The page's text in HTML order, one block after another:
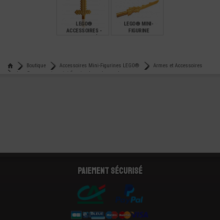
LEGO®
ACCESSOIRES -
LEGO® MINI-
FIGURINE
Boutique
Accessoires Mini-Figurines LEGO®
Armes et Accessoires
Lego® accessoire mini-figurine lame longue hero
Paiement sécurisé